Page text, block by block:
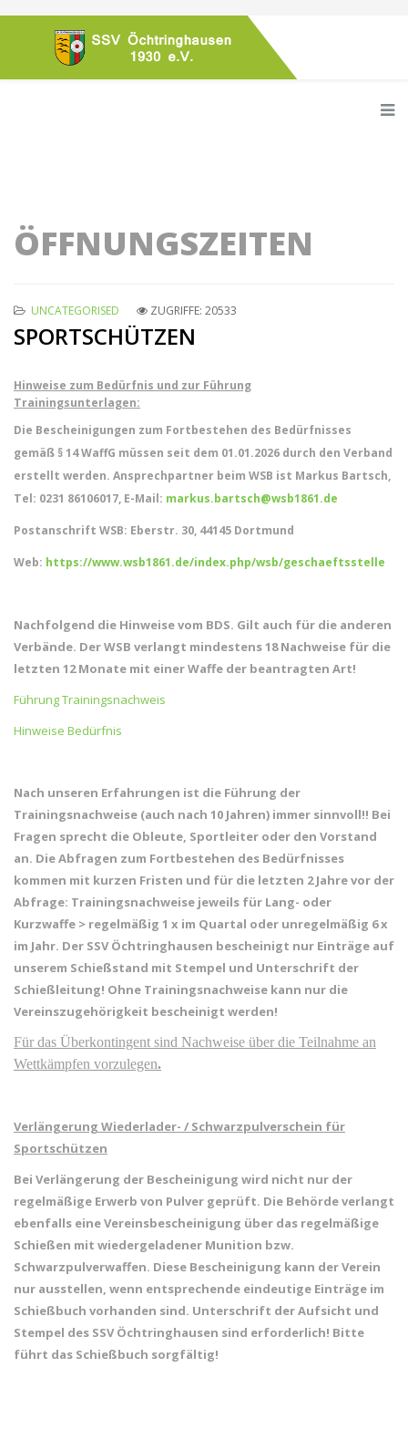
ÖFFNUNGSZEITEN
UNCATEGORISED ZUGRIFFE: 20533
SPORTSCHÜTZEN
Hinweise zum Bedürfnis und zur Führung
Trainingsunterlagen:
Die Bescheinigungen zum Fortbestehen des Bedürfnisses
gemäß § 14 WaffG müssen seit dem 01.01.2026 durch den Verband
erstellt werden. Ansprechpartner beim WSB ist Markus Bartsch,
Tel: 0231 86106017, E-Mail: markus.bartsch@wsb1861.de
Postanschrift WSB: Eberstr. 30, 44145 Dortmund
Web: https://www.wsb1861.de/index.php/wsb/geschaeftsstelle
Nachfolgend die Hinweise vom BDS. Gilt auch für die anderen
Verbände. Der WSB verlangt mindestens 18 Nachweise für die
letzten 12 Monate mit einer Waffe der beantragten Art!
Führung Trainingsnachweis
Hinweise Bedürfnis
Nach unseren Erfahrungen ist die Führung der
Trainingsnachweise (auch nach 10 Jahren) immer sinnvoll!! Bei
Fragen sprecht die Obleute, Sportleiter oder den Vorstand
an. Die Abfragen zum Fortbestehen des Bedürfnisses
kommen mit kurzen Fristen und für die letzten 2 Jahre vor der
Abfrage: Trainingsnachweise jeweils für Lang- oder
Kurzwaffe > regelmäßig 1 x im Quartal oder unregelmäßig 6 x
im Jahr. Der SSV Öchtringhausen bescheinigt nur Einträge auf
unserem Schießstand mit Stempel und Unterschrift der
Schießleitung! Ohne Trainingsnachweise kann nur die
Vereinszugehörigkeit bescheinigt werden!
Für das Überkontingent sind Nachweise über die Teilnahme an
Wettkämpfen vorzulegen.
Verlängerung Wiederlader- / Schwarzpulverschein für
Sportschützen
Bei Verlängerung der Bescheinigung wird nicht nur der
regelmäßige Erwerb von Pulver geprüft. Die Behörde verlangt
ebenfalls eine Vereinsbescheinigung über das regelmäßige
Schießen mit wiedergeladener Munition bzw.
Schwarzpulverwaffen. Diese Bescheinigung kann der Verein
nur ausstellen, wenn entsprechende eindeutige Einträge im
Schießbuch vorhanden sind. Unterschrift der Aufsicht und
Stempel des SSV Öchtringhausen sind erforderlich! Bitte
führt das Schießbuch sorgfältig!